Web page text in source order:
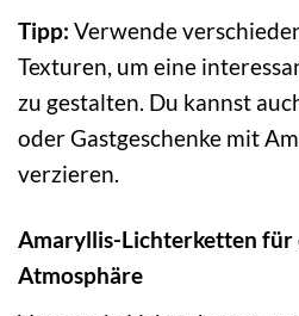
Tipp: Verwende
Texturen, um eine
zu gestalten. Du kannst
oder Gastgeschenke mit
verzieren.
Amaryllis-Lichterketten für
Atmosphäre